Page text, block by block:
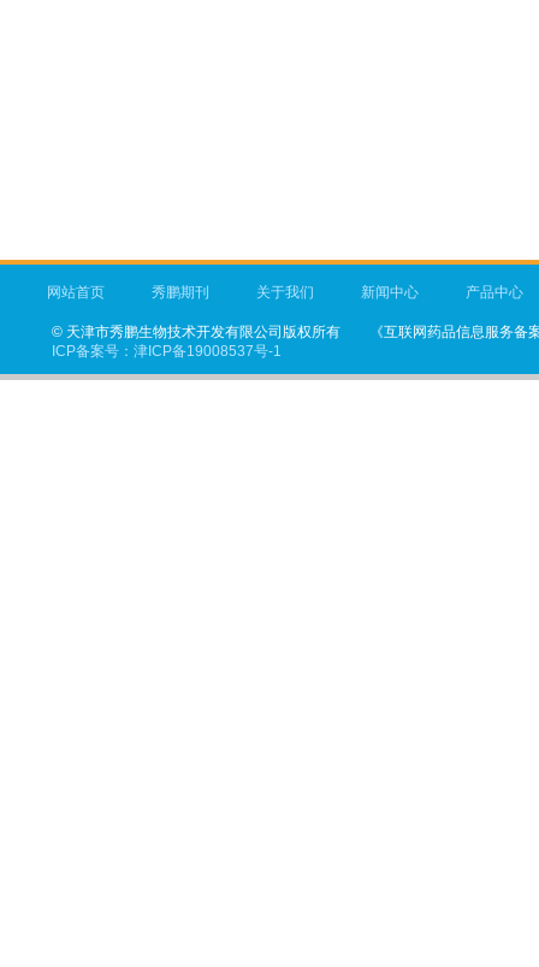
网站首页 秀鹏期刊 关于我们 新闻中心 产品中心
© 天津市秀鹏生物技术开发有限公司 版权所有
《互联网药品信息服务
ICP备案号： 津ICP备19008537号-1